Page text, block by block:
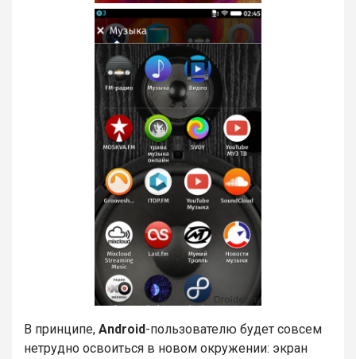
В принципе, Android-пользователю будет совсем
нетрудно освоиться в новом окружении: экран